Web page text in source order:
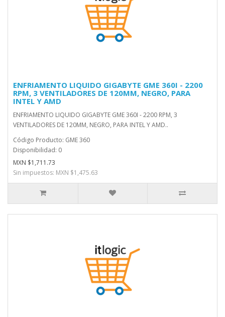
ENFRIAMENTO LIQUIDO GIGABYTE GME 360I - 2200
RPM, 3 VENTILADORES DE 120MM, NEGRO, PARA
INTEL Y AMD
ENFRIAMENTO LIQUIDO GIGABYTE GME 360I - 2200 RPM, 3
VENTILADORES DE 120MM, NEGRO, PARA INTEL Y AMD..
Código Producto: GME 360
Disponibilidad: 0
MXN $1,711.73
Sin impuestos: MXN $1,475.63